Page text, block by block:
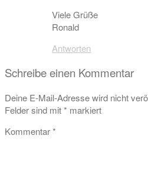
Viele Grüße
Ronald
Antworten
Schreibe einen Kommentar
Deine E-Mail-Adresse wird nicht
Felder sind mit* markiert
Kommentar*